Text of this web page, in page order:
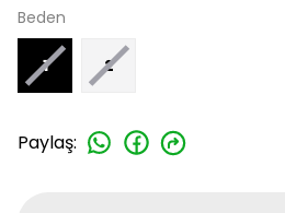
Beden
1 2
Paylaş: